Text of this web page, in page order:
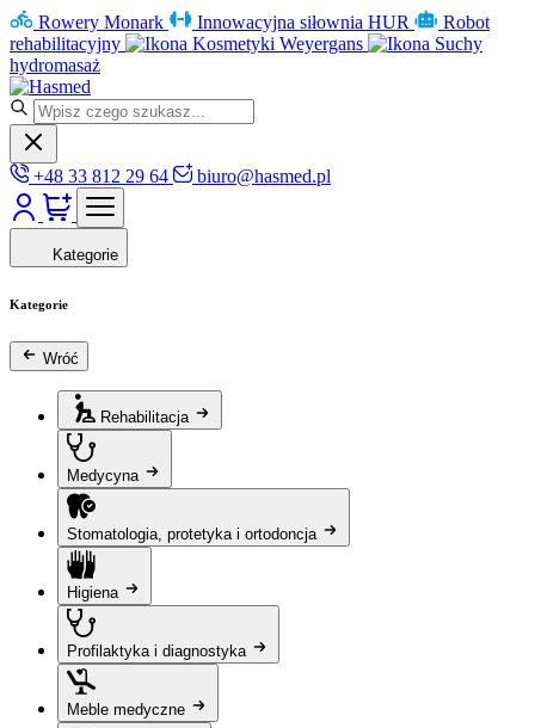
Rowery Monark Innowacyjna siłownia HUR
Robot
rehabilitacyjny
Kosmetyki Weyergans
Suchy
hydromasaż
+48 33 812 29 64 biuro@hasmed.pl
Kategorie
Kategorie
Wróć
Rehabilitacja
Medycyna
Stomatologia, protetyka i ortodoncja
Higiena
Profilaktyka i diagnostyka
Meble medyczne